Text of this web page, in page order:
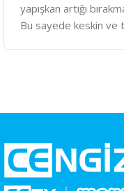
yapışkan artığı
Bu sayede keskin ve